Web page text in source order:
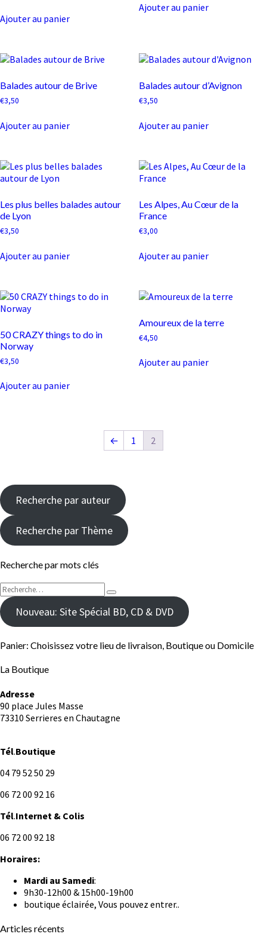
Ajouter au panier
Ajouter au panier
Balades autour de Brive
€3,50
Ajouter au panier
Balades autour d’Avignon
€3,50
Ajouter au panier
Les plus belles balades autour
de Lyon
€3,50
Ajouter au panier
Les Alpes, Au Cœur de la
France
€3,00
Ajouter au panier
50 CRAZY things to do in
Norway
€3,50
Ajouter au panier
Amoureux de la terre
€4,50
Ajouter au panier
← 1 2
Recherche par auteur
Recherche par Thème
Recherche par mots clés
Rechercher :
Recherche
Nouveau: Site Spécial BD, CD & DVD
Panier: Choisissez votre lieu de livraison, Boutique ou Domicile
La Boutique
Adresse
90 place Jules Masse
73310 Serrieres en Chautagne
Tél.Boutique
04 79 52 50 29
06 72 00 92 16
Tél.Internet & Colis
06 72 00 92 18
Horaires:
Mardi au Samedi:
9h30-12h00 & 15h00-19h00
boutique éclairée, Vous pouvez entrer..
Articles récents